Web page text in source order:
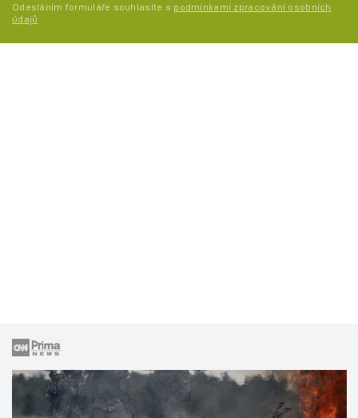
Odesláním formuláře souhlasíte s podmínkami zpracování osobních
údajů